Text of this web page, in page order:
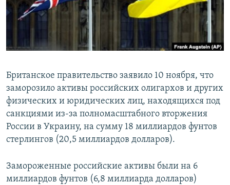
ПОБЕДИТЕЛЕЙ НЕ СУДЯТ?
КРЫМ.НЕПОКОРЕННЫЙ
ELIFBE
ПРИСОЕДИНЯЙТЕСЬ!
Все сайты RFE/RL
Британское правительство заявило 10 ноября, что
заморозило активы российских олигархов и других
физических и юридических лиц, находящихся под
санкциями из-за полномасштабного вторжения
России в Украину, на сумму 18 миллиардов фунтов
стерлингов (20,5 миллиардов долларов).
Замороженные российские активы были на 6
миллиардов фунтов (6,8 миллиарда долларов)